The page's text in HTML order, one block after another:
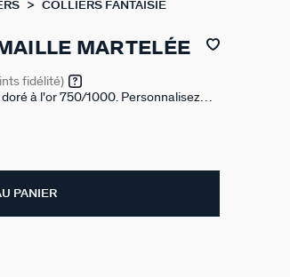
COLLIERS FANTAISIE
MARTELÉE
fidélité)
à l'or 750/1000. Personnalisez
en ajoutant à votre base chaîne un
PANIER